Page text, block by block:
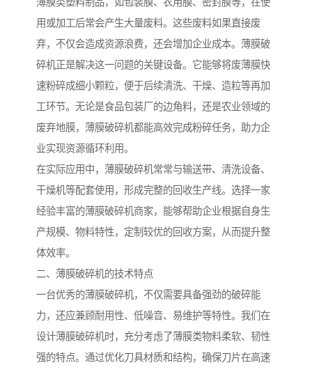
用或加工后常会产生大量废料。这些废料如果直接废
弃，不仅会造成资源浪费，还会增加企业成本。薄膜破
碎机正是解决这一问题的关键设备。它能够将废薄膜快
速粉碎成细小颗粒，便于后续清洗、干燥、造粒等再加
工环节。无论是食品包装厂的边角料，还是农业领域的
废弃地膜，薄膜破碎机都能高效完成粉碎任务，助力企
业实现资源循环利用。
在实际应用中，薄膜破碎机常常与输送带、清洗设备、
干燥机等配套使用，形成完整的回收生产线。选择一家
经验丰富的薄膜破碎机商家，能够帮助企业根据自身生
产规模、物料特性，定制较优的回收方案，从而提升整
体效率。
二、薄膜破碎机的技术特点
一台优秀的薄膜破碎机，不仅需要具备强劲的破碎能
力，还应兼顾耐用性、低噪音、易维护等特性。我们在
设计薄膜破碎机时，充分考虑了薄膜类物料柔软、韧性
强的特点。通过优化刀具材质和结构，确保刀片在高速